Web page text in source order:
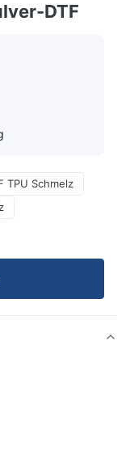
DTF
TPU Schmelz